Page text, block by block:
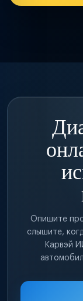
Опишите
слышите,
Карвэй